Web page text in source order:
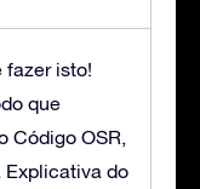
fazer isto!
que
Código OSR,
Explicativa do